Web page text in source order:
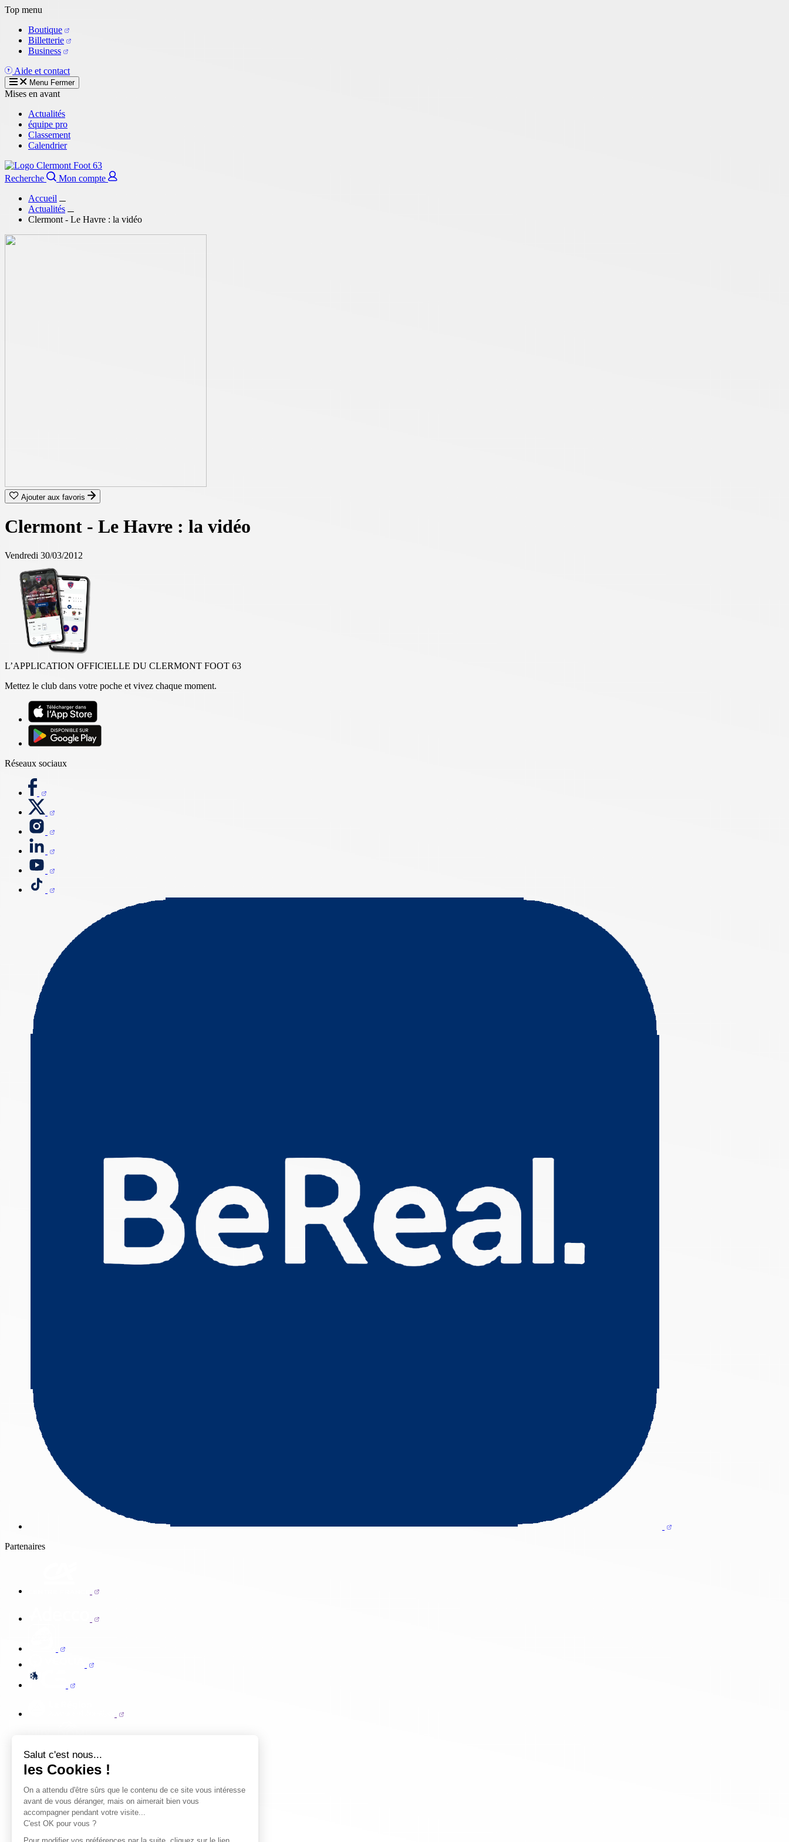
Salut c'est nous...
les Cookies !
On a attendu d'être sûrs que le contenu de ce site vous intéresse
avant de vous déranger, mais on aimerait bien vous
accompagner pendant votre visite...
C'est OK pour vous ?
Pour modifier vos préférences par la suite, cliquez sur le lien
Aller
contenu
principal
Top menu
Boutique
Billetterie
Business
Aide et contact
Menu Fermer
Mises en avant
Actualités
équipe pro
Classement
Calendrier
Recherche
Mon compte
Accueil
Actualités
Clermont - Le Havre : la vidéo
Ajouter aux favoris
Clermont - Le Havre : la vidéo
Vendredi 30/03/2012
L’APPLICATION OFFICIELLE DU CLERMONT FOOT 63
Mettez le club dans votre poche et vivez chaque moment.
Réseaux sociaux
Partenaires